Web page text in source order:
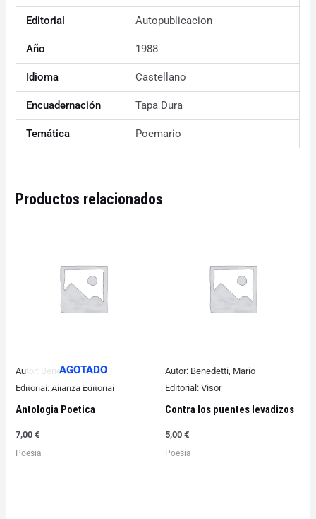
Editorial Autopublicacion
Año 1988
Idioma Castellano
Encuadernación Tapa Dura
Temática Poemario
Productos relacionados
AGOTADO
Autor: Benedetti, Mario
Editorial: Alianza Editorial
Antologia Poetica
7,00€
Poesia
Autor: Benedetti, Mario
Editorial: Visor
Contra los puentes levadizos
5,00 €
Poesia